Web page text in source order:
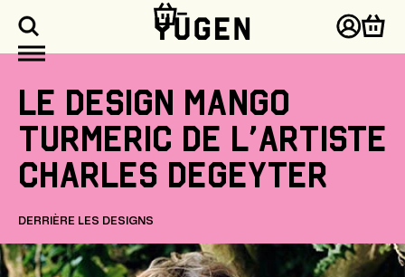
Le design Mango
Turmeric de l'artiste
Charles Degeyter
DERRIÈRE LES DESIGNS